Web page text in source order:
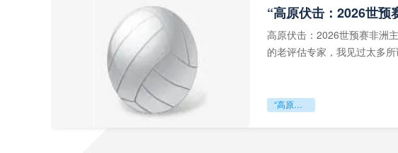
“高原伏击：2026世预
高原伏击：2026世预赛非洲
的老评估专家，我见过太多
“高原伏击：2026世预赛非洲主场绞杀战”